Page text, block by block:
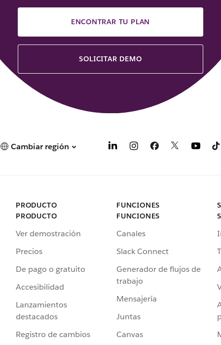
ENCONTRAR TU PLAN
SOLICITAR DEMO
Cambiar región
PRODUCTO
PRODUCTO
Ver demostración
Precios
De pago o gratuito
Accesibilidad
Lanzamientos
destacados
Registro de cambios
FUNCIONES
FUNCIONES
Canales
Slack Connect
Generador de flujos de
trabajo
Mensajería
Juntas
Canvas